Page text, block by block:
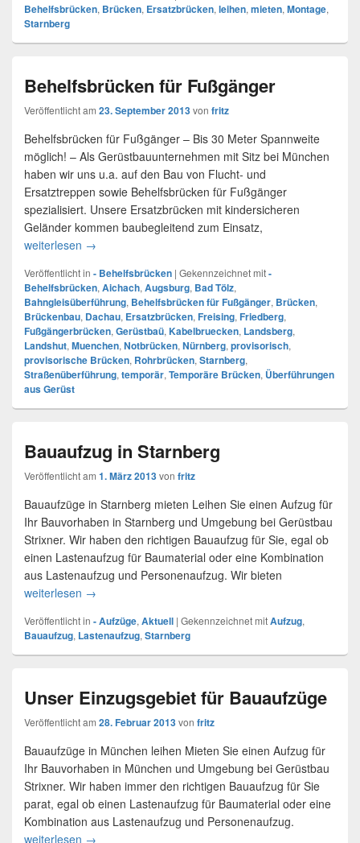
Behelfsbrücken, Brücken, Ersatzbrücken, leihen, mieten, Montage,
Starnberg
Behelfsbrücken für Fußgänger
Veröffentlicht am 23. September 2013von fritz
Behelfsbrücken für Fußgänger – Bis 30 Meter Spannweite
möglich! – Als Gerüstbauunternehmen mit Sitz bei München
haben wir uns u.a. auf den Bau von Flucht- und
Ersatztreppen sowie Behelfsbrücken für Fußgänger
spezialisiert. Unsere Ersatzbrücken mit kindersicheren
Geländer kommen baubegleitend zum Einsatz,
weiterlesen Behelfsbrücken für Fußgänger
→
Veröffentlicht in - Behelfsbrücken | Gekennzeichnet mit-
Behelfsbrücken, Aichach, Augsburg, Bad Tölz,
Bahngleisüberführung, Behelfsbrücken für Fußgänger, Brücken,
Brückenbau, Dachau, Ersatzbrücken, Freising, Friedberg,
Fußgängerbrücken, Gerüstbaü, Kabelbruecken, Landsberg,
Landshut, Muenchen, Notbrücken, Nürnberg, provisorisch,
provisorische Brücken, Rohrbrücken, Starnberg,
Straßenüberführung, temporär, Temporäre Brücken, Überführungen
aus Gerüst
Bauaufzug in Starnberg
Veröffentlicht am 1. März 2013von fritz
Bauaufzüge in Starnberg mieten Leihen Sie einen Aufzug für
Ihr Bauvorhaben in Starnberg und Umgebung bei Gerüstbau
Strixner. Wir haben den richtigen Bauaufzug für Sie, egal ob
einen Lastenaufzug für Baumaterial oder eine Kombination
aus Lastenaufzug und Personenaufzug. Wir bieten
weiterlesen Bauaufzug in Starnberg
→
Veröffentlicht in - Aufzüge, Aktuell | Gekennzeichnet mitAufzug,
Bauaufzug, Lastenaufzug, Starnberg
Unser Einzugsgebiet für Bauaufzüge
Veröffentlicht am 28. Februar 2013von fritz
Bauaufzüge in München leihen Mieten Sie einen Aufzug für
Ihr Bauvorhaben in München und Umgebung bei Gerüstbau
Strixner. Wir haben immer den richtigen Bauaufzug für Sie
parat, egal ob einen Lastenaufzug für Baumaterial oder eine
Kombination aus Lastenaufzug und Personenaufzug.
weiterlesen Unser Einzugsgebiet für Bauaufzüge
→